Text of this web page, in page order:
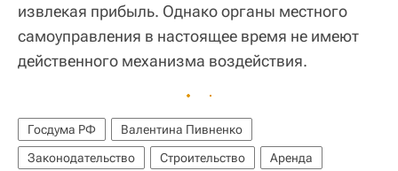
извлекая прибыль. Однако органы местного
самоуправления в настоящее время не имеют
действенного механизма воздействия.
Госдума РФ
Валентина Пивненко
Законодательство
Строительство
Аренда